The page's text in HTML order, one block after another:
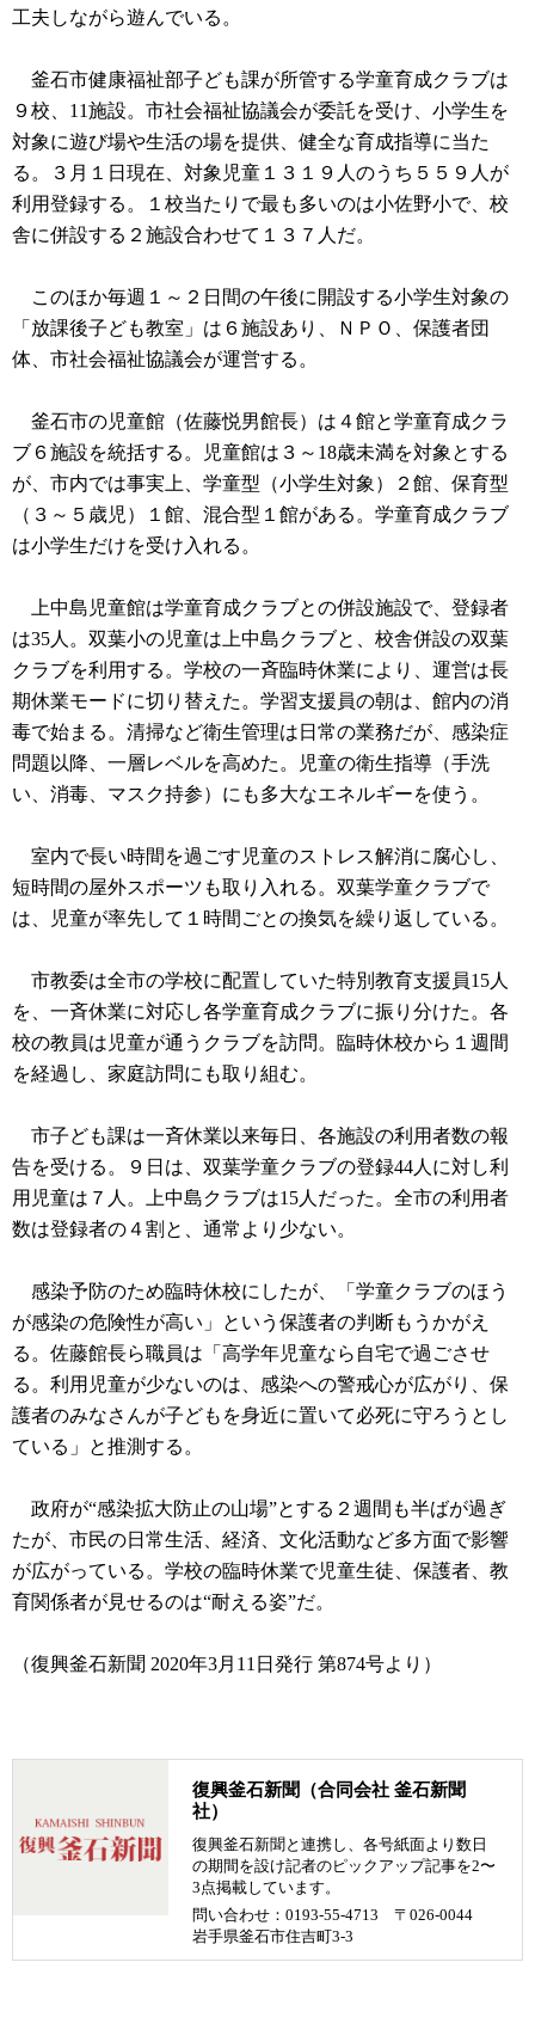
工夫しながら遊んでいる。
釜石市健康福祉部子ども課が所管する学童育成クラブは
９校、11施設。市社会福祉協議会が委託を受け、小学生を
対象に遊び場や生活の場を提供、健全な育成指導に当た
る。３月１日現在、対象児童１３１９人のうち５５９人が
利用登録する。１校当たりで最も多いのは小佐野小で、校
舎に併設する２施設合わせて１３７人だ。
このほか毎週１～２日間の午後に開設する小学生対象の
「放課後子ども教室」は６施設あり、ＮＰＯ、保護者団
体、市社会福祉協議会が運営する。
釜石市の児童館（佐藤悦男館長）は４館と学童育成クラ
ブ６施設を統括する。児童館は３～18歳未満を対象とする
が、市内では事実上、学童型（小学生対象）２館、保育型
（３～５歳児）１館、混合型１館がある。学童育成クラブ
は小学生だけを受け入れる。
上中島児童館は学童育成クラブとの併設施設で、登録者
は35人。双葉小の児童は上中島クラブと、校舎併設の双葉
クラブを利用する。学校の一斉臨時休業により、運営は長
期休業モードに切り替えた。学習支援員の朝は、館内の消
毒で始まる。清掃など衛生管理は日常の業務だが、感染症
問題以降、一層レベルを高めた。児童の衛生指導（手洗
い、消毒、マスク持参）にも多大なエネルギーを使う。
室内で長い時間を過ごす児童のストレス解消に腐心し、
短時間の屋外スポーツも取り入れる。双葉学童クラブで
は、児童が率先して１時間ごとの換気を繰り返している。
市教委は全市の学校に配置していた特別教育支援員15人
を、一斉休業に対応し各学童育成クラブに振り分けた。各
校の教員は児童が通うクラブを訪問。臨時休校から１週間
を経過し、家庭訪問にも取り組む。
市子ども課は一斉休業以来毎日、各施設の利用者数の報
告を受ける。９日は、双葉学童クラブの登録44人に対し利
用児童は７人。上中島クラブは15人だった。全市の利用者
数は登録者の４割と、通常より少ない。
感染予防のため臨時休校にしたが、「学童クラブのほう
が感染の危険性が高い」という保護者の判断もうかがえ
る。佐藤館長ら職員は「高学年児童なら自宅で過ごさせ
る。利用児童が少ないのは、感染への警戒心が広がり、保
護者のみなさんが子どもを身近に置いて必死に守ろうとし
ている」と推測する。
政府が“感染拡大防止の山場”とする２週間も半ばが過ぎ
たが、市民の日常生活、経済、文化活動など多方面で影響
が広がっている。学校の臨時休業で児童生徒、保護者、教
育関係者が見せるのは“耐える姿”だ。
（復興釜石新聞 2020年3月11日発行 第874号より）
復興釜石新聞（合同会社 釜石新聞
社）
復興釜石新聞と連携し、各号紙面より数日
の期間を設け記者のピックアップ記事を2〜
3点掲載しています。
問い合わせ：0193-55-4713 〒026-0044
岩手県釜石市住吉町3-3